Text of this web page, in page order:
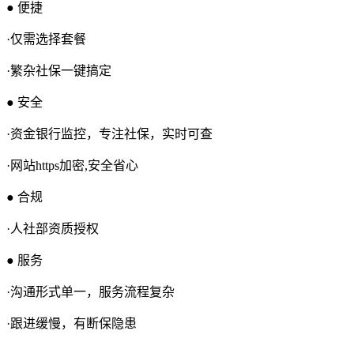
● 便捷
·仅需选择套餐
·繁杂社保一键搞定
● 安全
·资金银行监控，专注社保，实时可查
·网站https加密,安全省心
● 合规
·人社部资质授权
● 服务
·沟通形式单一，服务流程复杂
·跟进缓慢，有断保隐患